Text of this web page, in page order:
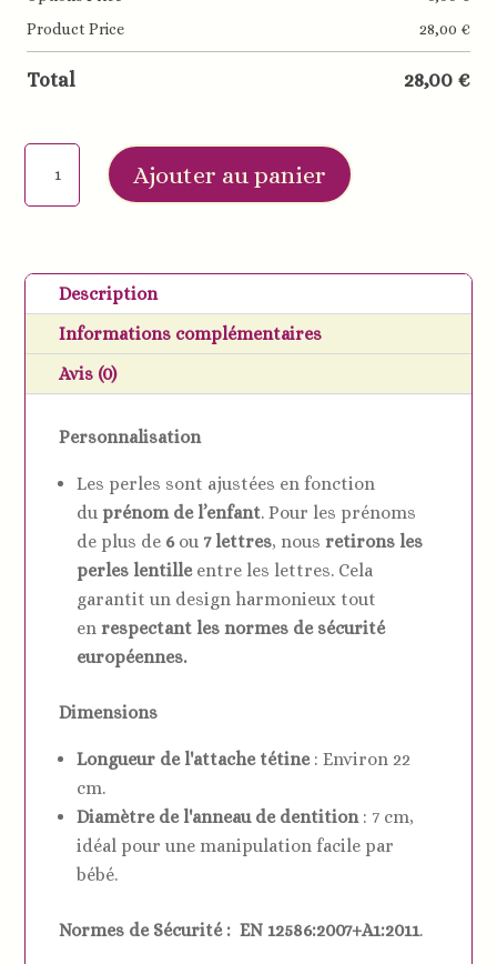
Product Price
28,00 €
Total 28,00 €
+
Anneau
dentition
thème
Renard
Tout
silicone
Ajouter au panier
Description
Informations complémentaires
Avis (0)
Personnalisation
Les perles sont ajustées en fonction
du prénom de l’enfant. Pour les prénoms
de plus de 6 ou 7 lettres, nous retirons les
perles lentilleentre les lettres. Cela
garantit un design harmonieux tout
en respectant les normes de sécurité
européennes.
Dimensions
Longueur de l'attache tétine: Environ 22
cm.
Diamètre de l'anneau de dentition : 7 cm,
idéal pour une manipulation facile par
bébé.
Normes de Sécurité : EN 12586:2007+A1:2011.